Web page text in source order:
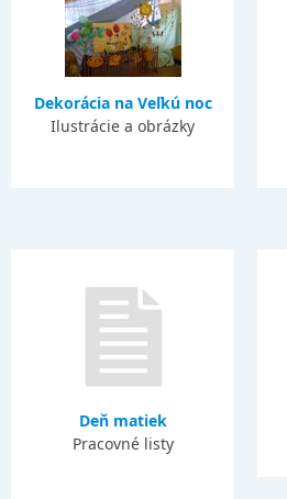
Dekorácia na Veľkú noc
Ilustrácie a obrázky
Deň matiek
Pracovné listy